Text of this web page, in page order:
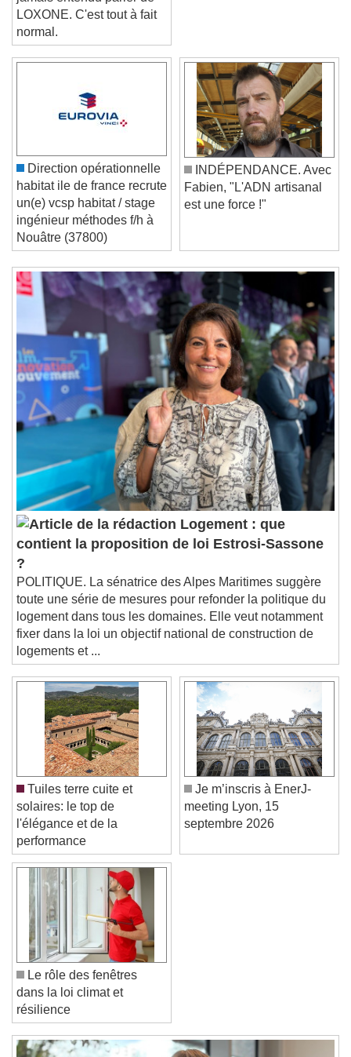
Play Video
Play
Skip Backward
Skip Forward
Current Time0:00
/
Duration-:-
Loaded:0%
Stream Type
LIVE
Seek to live, currently behind live
Remaining Time-0:00
1x
Playback Rate
Chapters
Descriptions
descriptions off , selected
Subtitles
subtitles settings, opens subtitles
settings dialog
subtitles off , selected
Audio Track
Picture-in-Picture
Fullscreen
This is a modal window.
Beginning of dialog window. Escape will cancel
Text
Color Opacity
Text Background
Color Opacity
Caption Area Background
Color
Font Size
Text Edge Style
Font Family
Reset
Done
Close Modal Dialog
End of dialog window.
jamais entendu parler de
LOXONE. C'est tout à fait
normal.
Direction opérationnelle
habitat ile de france recrute
un(e) vcsp habitat / stage
ingénieur méthodes f/h à
Nouâtre (37800)
INDÉPENDANCE. Avec
Fabien, "L'ADN artisanal
Logement : que
contient la proposition de loi Estrosi-Sassone
?
POLITIQUE. La sénatrice des Alpes Maritimes suggère
toute une série de mesures pour refonder la politique du
logement dans tous les domaines. Elle veut notamment
fixer dans la loi un objectif national de construction de
logements et ...
Tuiles terre cuite et
solaires: le top de
l'élégance et de la
performance
Je m’inscris à EnerJ-
meeting Lyon, 15
Le rôle des fenêtres
dans la loi climat et
résilience